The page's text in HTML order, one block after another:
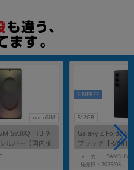
nanoSIM
S938Q 1TB チ
ルバー【国内版
512GB
SIMFREE
Galaxy Z Fold7
ブラック【
国内版SIMフリー】
メーカー：SAMSUNG
発売日：2025/08